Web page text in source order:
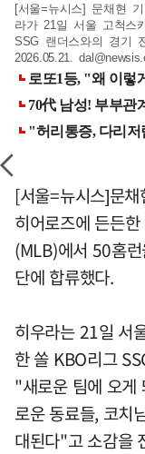
[서울=뉴시스] 문채현
라가 21일 서울 고척스
SSG 랜더스와의 경기
2026.05.21.
[서울=뉴시스]문
히어로즈에 든든
(MLB)에서 50홈
단에 합류했다.
히우라는 21일 서
한 쏠 KBO리그
"새로운 팀에 오게
로운 동료들, 코치
대된다"고 소감을